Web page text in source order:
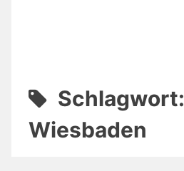
Schlagwort:
Wiesbaden